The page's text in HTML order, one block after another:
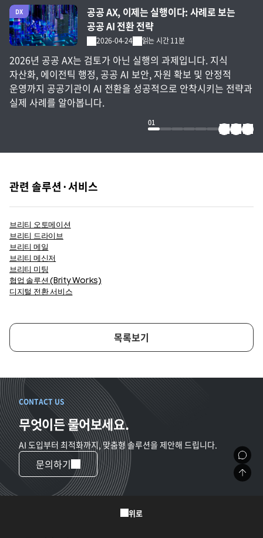
전체 글 보기
DX
2026-04-24 읽는 시간 11분
공공 AX, 이제는 실행이다: 사례로 보는
공공 AI 전환 전략
2026년 공공 AX는 검토가 아닌 실행의 과제입니다. 지식
자산화, 에이전틱 행정, 공공 AI 보안, 자원 확보 및 안정적
운영까지 공공기관이 AI 전환을 성공적으로 안착시키는 전략과
실제 사례를 알아봅니다.
01
관련 솔루션·서비스
브리티 오토메이션
브리티 드라이브
브리티 메일
브리티 메신저
브리티 미팅
협업 솔루션 (Brity Works)
디지털 전환 서비스
목록보기
CONTACT US
무엇이든 물어보세요.
AI 도입부터 최적화까지, 맞춤형 솔루션을 제안해 드립니다.
문의하기
위로